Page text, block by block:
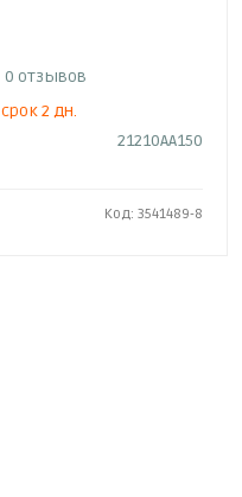
0 отзывов
срок 2 дн.
21210AA150
Код: 3541489-8